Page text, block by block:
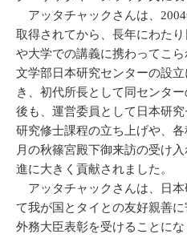
アッタチャックさんは、
取得されてから、長年にわた
や大学での講義に携わってこ
文学部日本研究センターの設
き、初代所長として同センタ
後も、運営委員として日本研
研究修士課程の立ち上げや、
月の秋篠宮殿下御来訪の受け
進に大きく貢献されました。
アッタチャックさんは、日本
て我が国とタイとの友好親善に
外務大臣表彰を受けることにな